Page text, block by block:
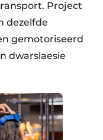
Project
dezelfde
gemotoriseerd
dwarslaesie